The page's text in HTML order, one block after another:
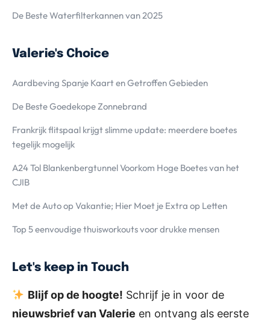
De Beste Waterfilterkannen van 2025
Valerie's Choice
Aardbeving Spanje Kaart en Getroffen Gebieden
De Beste Goedekope Zonnebrand
Frankrijk flitspaal krijgt slimme update: meerdere boetes
tegelijk mogelijk
A24 Tol Blankenbergtunnel Voorkom Hoge Boetes van het
CJIB
Met de Auto op Vakantie; Hier Moet je Extra op Letten
Top 5 eenvoudige thuisworkouts voor drukke mensen
Let's keep in Touch
Blijf op de hoogte! Schrijf je in voor de
nieuwsbrief van Valerie en ontvang als eerste